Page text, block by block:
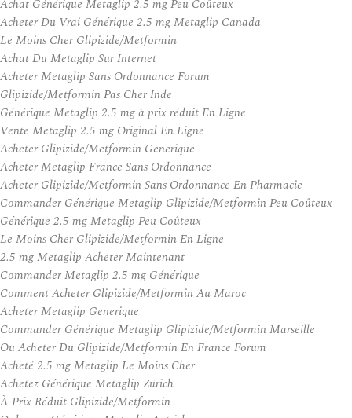
Achat Générique Metaglip 2.5 mg Peu Coûteux
Acheter Du Vrai Générique 2.5 mg Metaglip Canada
Le Moins Cher Glipizide/Metformin
Achat Du Metaglip Sur Internet
Acheter Metaglip Sans Ordonnance Forum
Glipizide/Metformin Pas Cher Inde
Générique Metaglip 2.5 mg à prix réduit En Ligne
Vente Metaglip 2.5 mg Original En Ligne
Acheter Glipizide/Metformin Generique
Acheter Metaglip France Sans Ordonnance
Acheter Glipizide/Metformin Sans Ordonnance En Pharmacie
Commander Générique Metaglip Glipizide/Metformin Peu Coûteux
Générique 2.5 mg Metaglip Peu Coûteux
Le Moins Cher Glipizide/Metformin En Ligne
2.5 mg Metaglip Acheter Maintenant
Commander Metaglip 2.5 mg Générique
Comment Acheter Glipizide/Metformin Au Maroc
Acheter Metaglip Generique
Commander Générique Metaglip Glipizide/Metformin Marseille
Ou Acheter Du Glipizide/Metformin En France Forum
Acheté 2.5 mg Metaglip Le Moins Cher
Achetez Générique Metaglip Zürich
À Prix Réduit Glipizide/Metformin